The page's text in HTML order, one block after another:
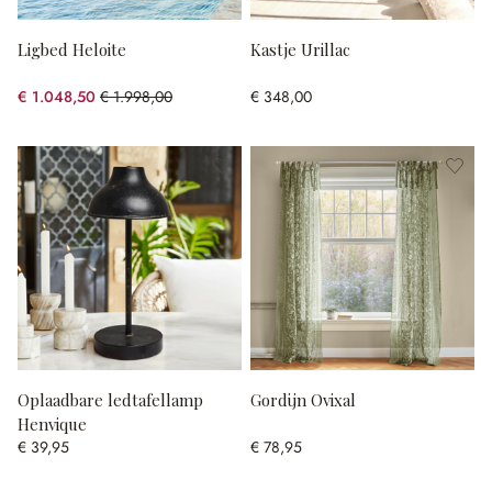
Ligbed Heloite
€ 1.048,50 € 1.998,00
(47.52% gespart)
Kastje Urillac
€ 348,00
Oplaadbare ledtafellamp
Henvique
€ 39,95
Gordijn Ovixal
€ 78,95